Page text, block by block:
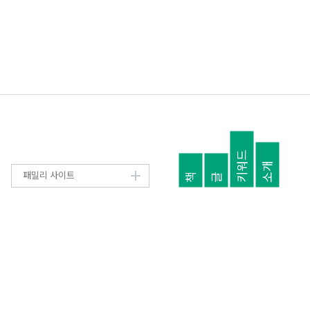
책 글 키워드 소개
패밀리 사이트